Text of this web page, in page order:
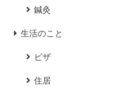
鍼灸
生活のこと
ビザ
住居